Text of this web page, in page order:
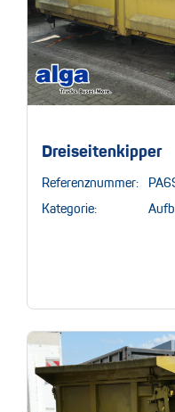
Dreiseitenkipper
Referenznummer:
Kategorie: